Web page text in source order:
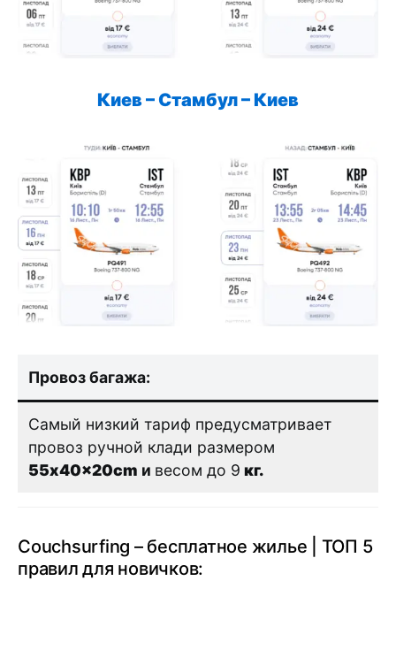
Киев – Стамбул – Киев
Провоз багажа:
Самый низкий тариф предусматривает
провоз ручной клади размером
55x40x20cm и весом до 9 кг.
Couchsurfing – бесплатное жилье | ТОП 5
правил для новичков: